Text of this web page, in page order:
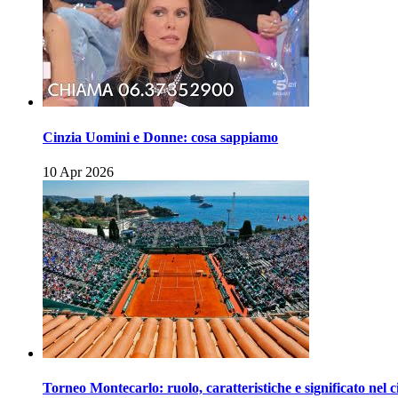
Cinzia Uomini e Donne: cosa sappiamo
10 Apr 2026
Torneo Montecarlo: ruolo, caratteristiche e significato nel